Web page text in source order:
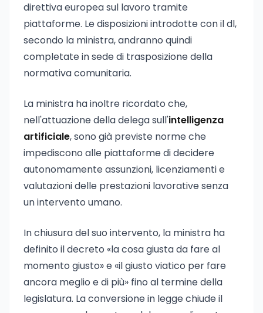
direttiva europea sul lavoro tramite
piattaforme. Le disposizioni introdotte con il dl,
secondo la ministra, andranno quindi
completate in sede di trasposizione della
normativa comunitaria.
La ministra ha inoltre ricordato che,
nell'attuazione della delega sull'intelligenza
artificiale, sono già previste norme che
impediscono alle piattaforme di decidere
autonomamente assunzioni, licenziamenti e
valutazioni delle prestazioni lavorative senza
un intervento umano.
In chiusura del suo intervento, la ministra ha
definito il decreto «la cosa giusta da fare al
momento giusto» e «il giusto viatico per fare
ancora meglio e di più» fino al termine della
legislatura. La conversione in legge chiude il